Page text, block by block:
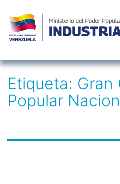
Saltar
contenido
Etiqueta: Gran
Popular